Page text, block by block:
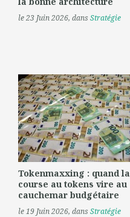
le 23 Juin 2026, dansStratégie
Tokenmaxxing : quand la
course au tokens vire au
cauchemar budgétaire
le 19 Juin 2026, dansStratégie